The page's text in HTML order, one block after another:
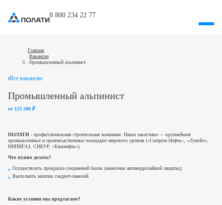
8 800 234 22 77
Главная
Вакансии
Промышленный альпинист
Все вакансии
Промышленный альпинист
от 123 200 ₽
ПОЛАТИ - профессиональная строительная компания. Наши заказчики — крупнейшие
промышленные и производственные площадки мирового уровня («Газпром Нефть», «Лукойл»,
НИПИГАЗ, СИБУР, «Башнефть»).
Что нужно делать?
Осуществлять прокраска соединений балок (нанесение антикоррозийной защиты);
Выполнять монтаж сэндвич-панелей.
Какие условия мы предлагаем?